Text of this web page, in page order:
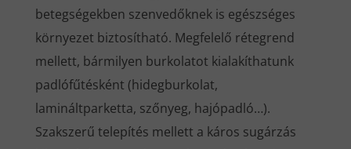
betegségekben szenvedőknek is egészséges
környezet biztosítható. Megfelelő rétegrend
mellett, bármilyen burkolatot kialakíthatunk
padlófűtésként (hidegburkolat,
lamináltparketta, szőnyeg, hajópadló…).
Szakszerű telepítés mellett a káros sugárzás